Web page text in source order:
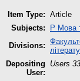
Item Type: Article
Subjects:
P Мова
Divisions:
Depositing
User:
Users